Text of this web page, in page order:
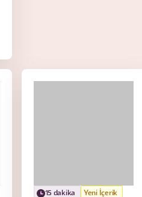
15 dakika Yeni İçerik